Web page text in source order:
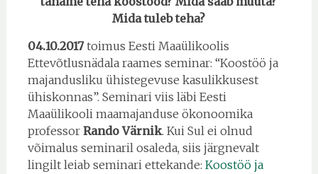
Mida tuleb teha?
04.10.2017toimus Eesti Maaülikoolis
Ettevõtlusnädala raames seminar: “Koostöö ja
majandusliku ühistegevuse kasulikkusest
ühiskonnas”. Seminari viis läbi Eesti
Maaülikooli maamajanduse ökonoomika
professor Rando Värnik. Kui Sul ei olnud
võimalus seminaril osaleda, siis järgnevalt
lingilt leiab seminari ettekande: Koostöö ja